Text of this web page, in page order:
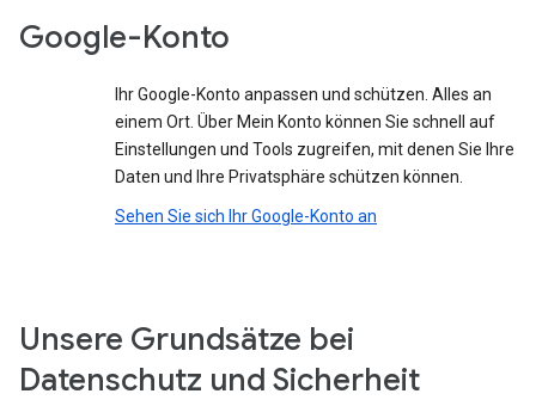
Google-Konto
Ihr Google-Konto anpassen und schützen. Alles an
einem Ort. Über Mein Konto können Sie schnell auf
Einstellungen und Tools zugreifen, mit denen Sie Ihre
Daten und Ihre Privatsphäre schützen können.
Sehen Sie sich Ihr Google-Konto an
Unsere Grundsätze bei
Datenschutz und Sicherheit